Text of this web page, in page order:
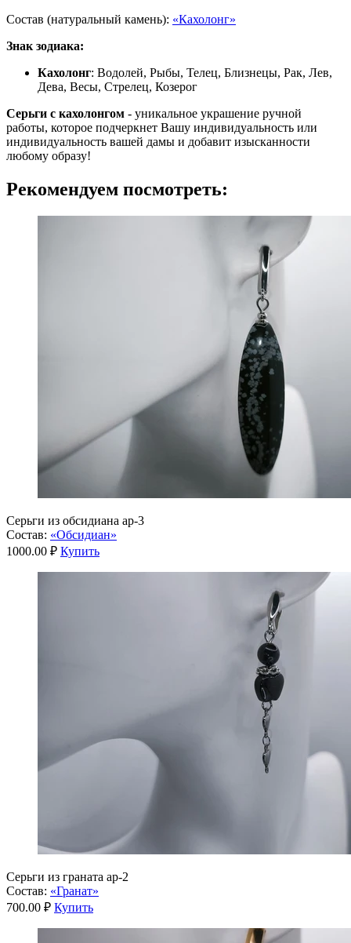
Состав (натуральный камень): «Кахолонг»
Знак зодиака:
Кахолонг: Водолей, Рыбы, Телец, Близнецы, Рак, Лев,
Дева, Весы, Стрелец, Козерог
Серьги с кахолонгом - уникальное украшение ручной
работы, которое подчеркнет Вашу индивидуальность или
индивидуальность вашей дамы и добавит изысканности
любому образу!
Рекомендуем посмотреть:
Серьги из обсидиана ар-3
Состав: «Обсидиан»
1000.00 ₽ Купить
Серьги из граната ар-2
Состав: «Гранат»
700.00 ₽ Купить